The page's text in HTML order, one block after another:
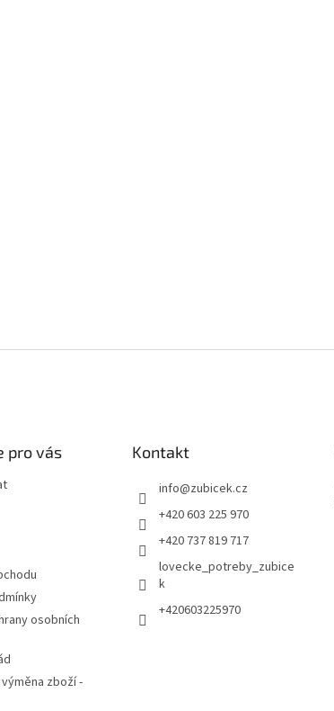
pro vás
osobních
zboží -
Kontakt
info@zubicek.cz
+420 603 225 970
+420 737 819 717
lovecke_potreby_zubice
k
+420603225970